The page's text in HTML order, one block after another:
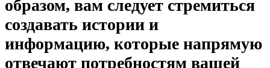
образом, вам следует стремиться
создавать истории и
информацию, которые напрямую
отвечают потребностям вашей